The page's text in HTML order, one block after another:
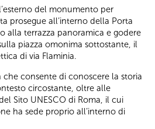
del monumento per
prosegue all’interno della Porta
alla terrazza panoramica e godere
piazza omonima sottostante, il
di via Flaminia.
che consente di conoscere la storia
circostante, oltre alle
Sito UNESCO di Roma, il cui
ha sede proprio all’interno di